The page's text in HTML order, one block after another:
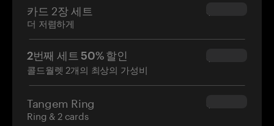
카드 2장 세트
더 저렴하게
$54.90
2번째 세트 50% 할인
콜드월렛 2개의 최상의 가성비
$34.95
Tangem Ring
Ring & 2 cards
$160.00